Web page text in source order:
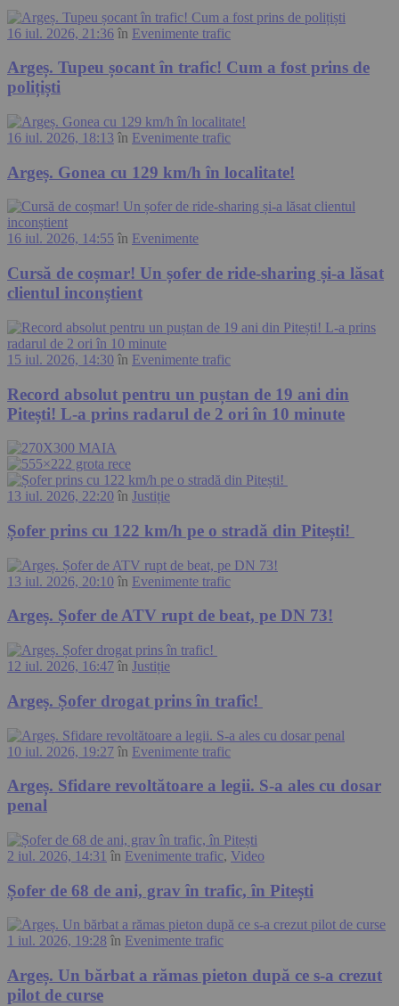
16 iul. 2026, 21:36 în Evenimente trafic
Argeș. Tupeu șocant în trafic! Cum a fost prins de
polițiști
16 iul. 2026, 18:13 în Evenimente trafic
Argeș. Gonea cu 129 km/h în localitate!
16 iul. 2026, 14:55 în Evenimente
Cursă de coșmar! Un șofer de ride-sharing și-a lăsat
clientul inconștient
15 iul. 2026, 14:30 în Evenimente trafic
Record absolut pentru un puștan de 19 ani din
Pitești! L-a prins radarul de 2 ori în 10 minute
13 iul. 2026, 22:20 în Justiție
Șofer prins cu 122 km/h pe o stradă din Pitești!
13 iul. 2026, 20:10 în Evenimente trafic
Argeș. Șofer de ATV rupt de beat, pe DN 73!
12 iul. 2026, 16:47 în Justiție
Argeș. Șofer drogat prins în trafic!
10 iul. 2026, 19:27 în Evenimente trafic
Argeș. Sfidare revoltătoare a legii. S-a ales cu dosar
penal
2 iul. 2026, 14:31 în Evenimente trafic, Video
Șofer de 68 de ani, grav în trafic, în Pitești
1 iul. 2026, 19:28 în Evenimente trafic
Argeș. Un bărbat a rămas pieton după ce s-a crezut
pilot de curse